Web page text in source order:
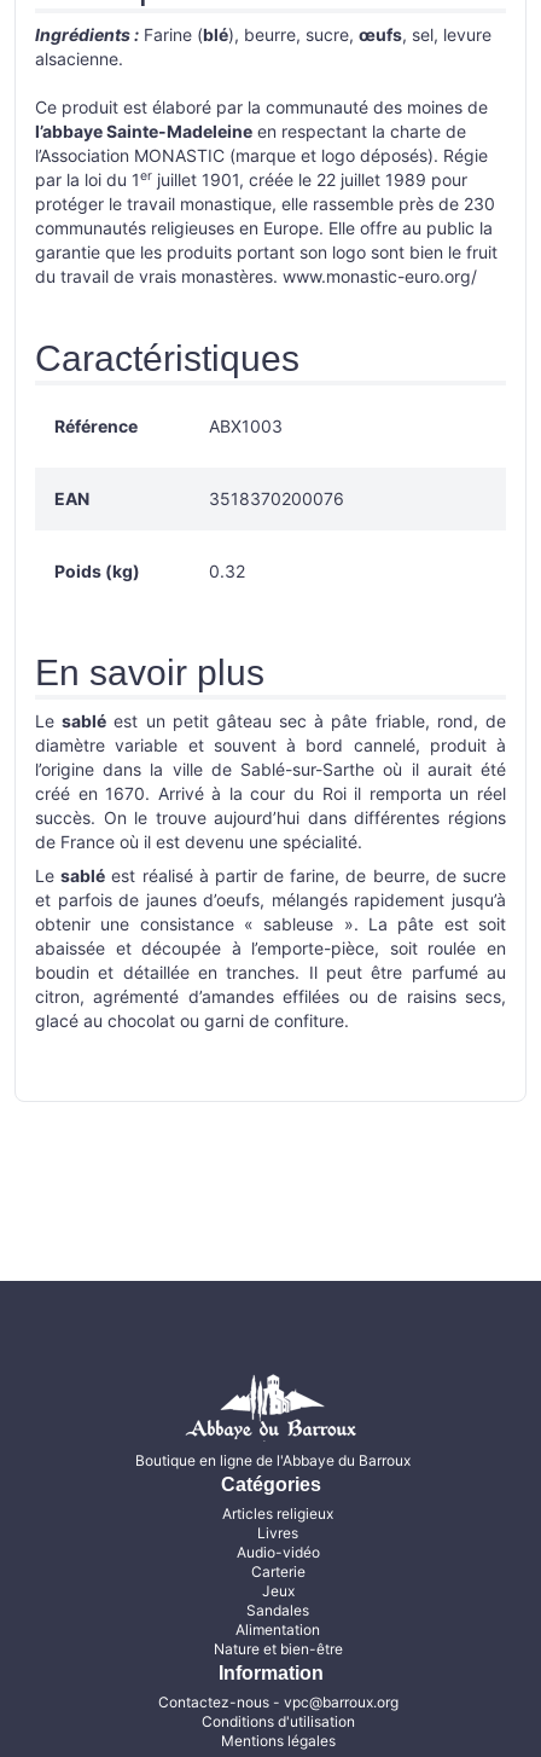
Ingrédients : Farine (blé), beurre, sucre, œufs, sel, levure
alsacienne.
Ce produit est élaboré par la communauté des moines de
l’abbaye Sainte-Madeleine en respectant la charte de
l’Association MONASTIC (marque et logo déposés). Régie
par la loi du 1er juillet 1901, créée le 22 juillet 1989 pour
protéger le travail monastique, elle rassemble près de 230
communautés religieuses en Europe. Elle offre au public la
garantie que les produits portant son logo sont bien le fruit
du travail de vrais monastères. www.monastic-euro.org/
Caractéristiques
Référence ABX1003
EAN 3518370200076
Poids (kg) 0.32
En savoir plus
Lesablé est un petit gâteau sec à pâte friable, rond, de
diamètre variable et souvent à bord cannelé, produit à
l’origine dans la ville de Sablé-sur-Sarthe où il aurait été
créé en 1670. Arrivé à la cour du Roi il remporta un réel
succès. On le trouve aujourd’hui dans différentes régions
de France où il est devenu une spécialité.
Lesablé est réalisé à partir de farine, de beurre, de sucre
et parfois de jaunes d’oeufs, mélangés rapidement jusqu’à
obtenir une consistance « sableuse ». La pâte est soit
abaissée et découpée à l’emporte-pièce, soit roulée en
boudin et détaillée en tranches. Il peut être parfumé au
citron, agrémenté d’amandes effilées ou de raisins secs,
glacé au chocolat ou garni de confiture.
Boutique en ligne de l'Abbaye du Barroux
Catégories
Articles religieux
Livres
Audio-vidéo
Carterie
Jeux
Sandales
Alimentation
Nature et bien-être
Information
Contactez-nous- vpc@barroux.org
Conditions d'utilisation
Mentions légales